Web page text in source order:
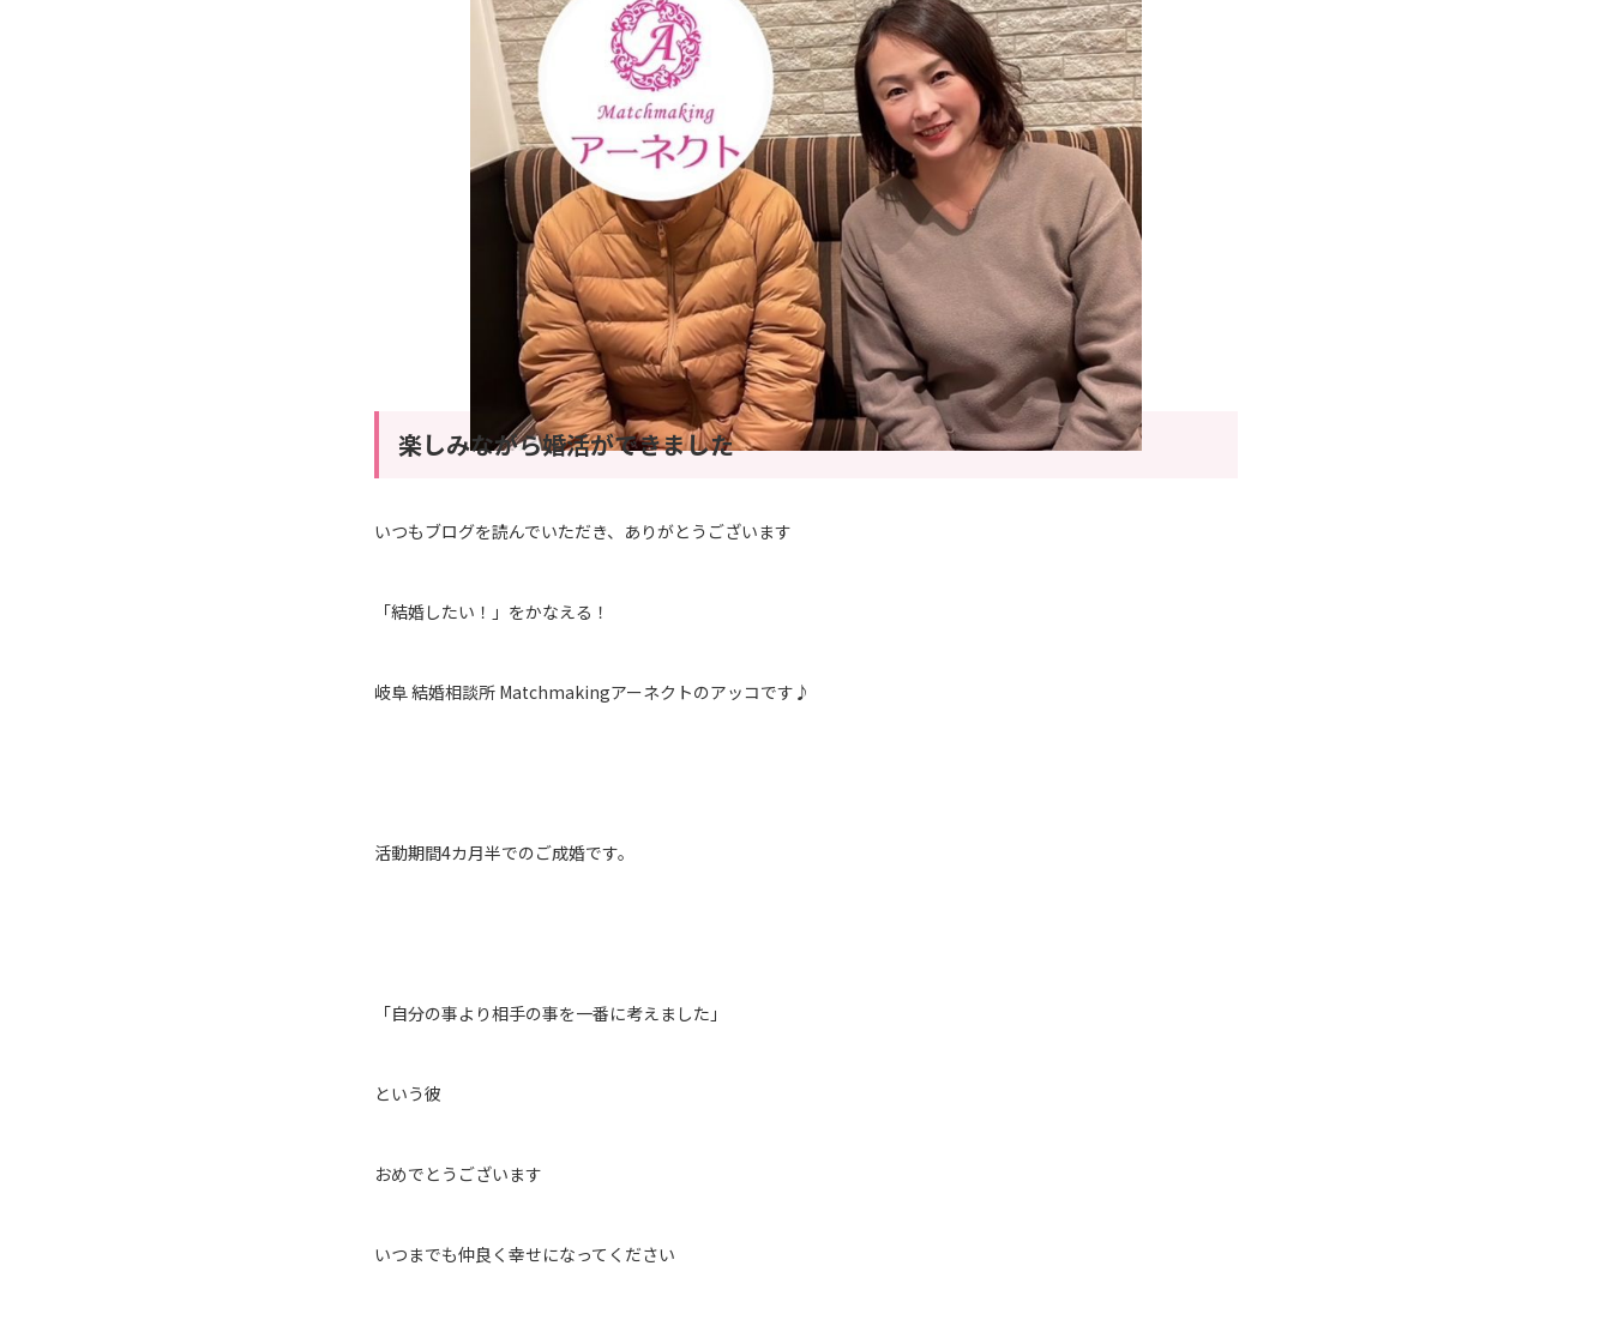
楽しみながら婚活ができました
いつもブログを読んでいただき、ありがとうございます
「結婚したい！」をかなえる！
岐阜 結婚相談所 Matchmakingアーネクトのアッコです♪
活動期間4カ月半でのご成婚です。
「自分の事より相手の事を一番に考えました」
という彼
おめでとうございます
いつまでも仲良く幸せになってください